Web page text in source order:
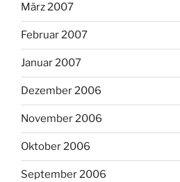
März 2007
Februar 2007
Januar 2007
Dezember 2006
November 2006
Oktober 2006
September 2006